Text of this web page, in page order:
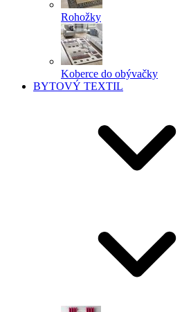
Rohožky
Koberce do obývačky
BYTOVÝ TEXTIL